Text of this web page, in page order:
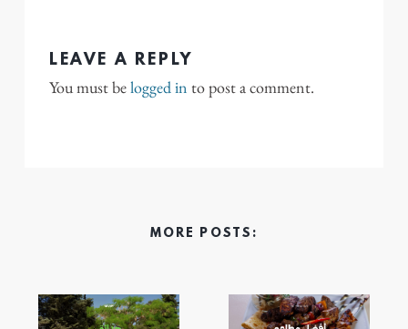
LEAVE A REPLY
You must belogged in to post a comment.
MORE POSTS: